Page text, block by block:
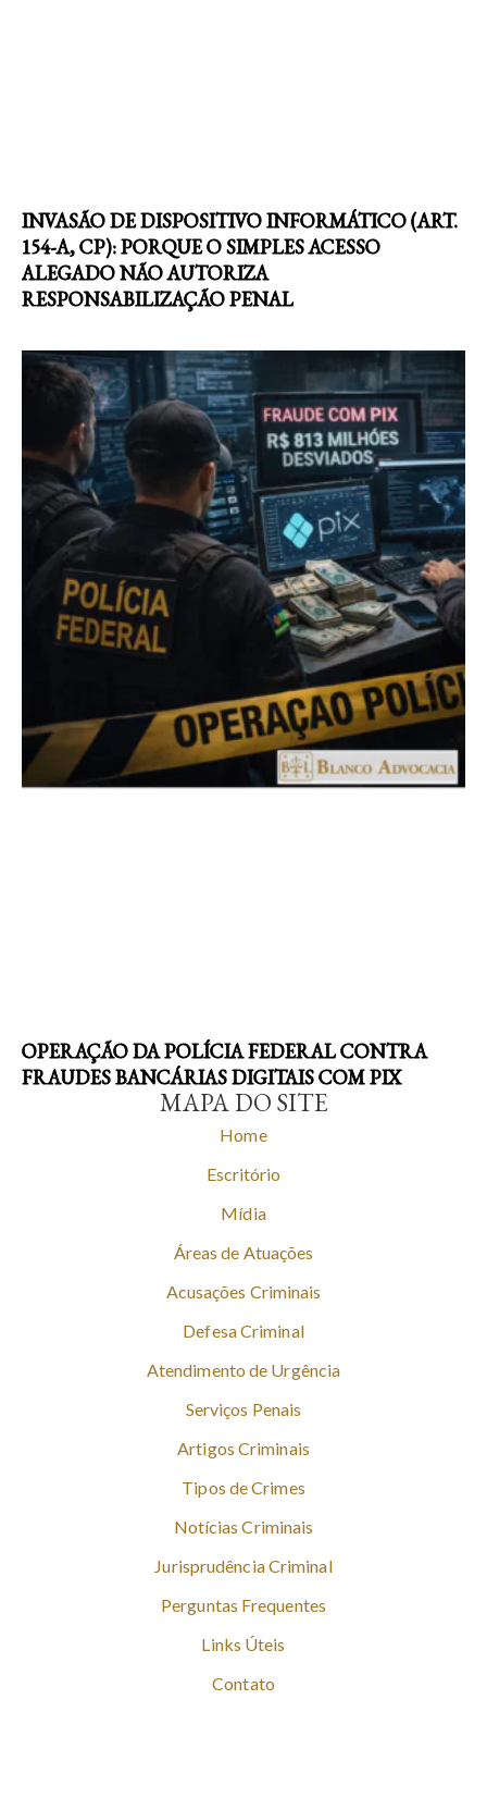
INVASÃO DE DISPOSITIVO INFORMÁTICO (ART.
154-A, CP): PORQUE O SIMPLES ACESSO
ALEGADO NÃO AUTORIZA
RESPONSABILIZAÇÃO PENAL
OPERAÇÃO DA POLÍCIA FEDERAL CONTRA
FRAUDES BANCÁRIAS DIGITAIS COM PIX
MAPA DO SITE
Home
Escritório
Mídia
Áreas de Atuações
Acusações Criminais
Defesa Criminal
Atendimento de Urgência
Serviços Penais
Artigos Criminais
Tipos de Crimes
Notícias Criminais
Jurisprudência Criminal
Perguntas Frequentes
Links Úteis
Contato